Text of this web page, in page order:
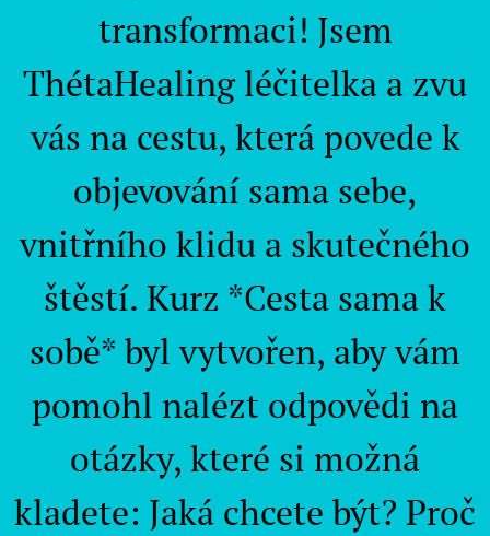
transformaci! Jsem
ThétaHealing léčitelka a zvu
vás na cestu, která povede k
objevování sama sebe,
vnitřního klidu a skutečného
štěstí. Kurz *Cesta sama k
sobě* byl vytvořen, aby vám
pomohl nalézt odpovědi na
otázky, které si možná
kladete: Jaká chcete být? Proč